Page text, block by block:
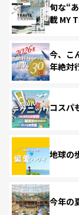
旬な“
載 MY
今、こ
年絶対
コスパ
地球の
今年の